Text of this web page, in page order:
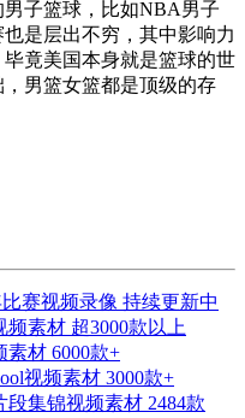
子篮球，比如NBA男子
是层出不穷，其中影响力
竟美国本身就是篮球的世
男篮女篮都是顶级的存
赛视频录像 持续更新中
素材 超3000款以上
材 6000款+
视频素材 3000款+
集锦视频素材 2484款